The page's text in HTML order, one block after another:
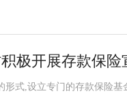
极开展存款保险
式,设立专门的存款保险